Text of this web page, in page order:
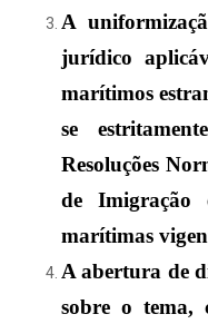
A
jurídico
marítimos
se
Resoluções
de Imigração
marítimas
A abertura de
sobre o tema,